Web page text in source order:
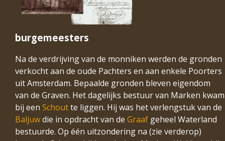
burgemeesters
Na de verdrijving van de monniken werden de gronden
verkocht aan de oude Pachters en aan enkele Poorters
uit Amsterdam. Bepaalde gronden bleven eigendom
van de Graven. Het dagelijks bestuur van Marken kwam
bij een Schoutte liggen. Hij was het verlengstuk van de
Baljuwdie in opdracht van de Graaf geheel Waterland
bestuurde. Op één uitzondering na (zie verderop)